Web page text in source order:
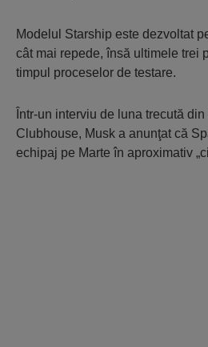
Modelul Starship este dezvoltat
cât mai repede, însă ultimele trei
timpul proceselor de testare.
Într-un interviu de luna trecută
Clubhouse, Musk a anunţat că
echipaj pe Marte în aproximativ